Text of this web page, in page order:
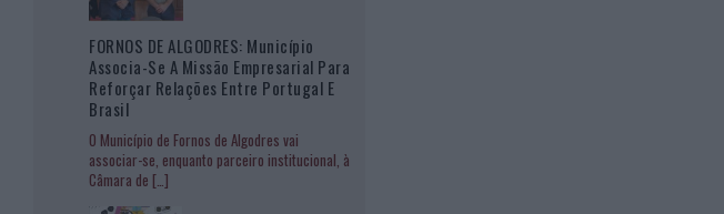
FORNOS DE ALGODRES: Município
Associa-Se A Missão Empresarial Para
Reforçar Relações Entre Portugal E
Brasil
O Município de Fornos de Algodres vai
associar-se, enquanto parceiro institucional, à
Câmara de […]